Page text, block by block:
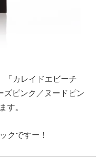
「カレイドエビーチ
ピンク／ヌードピン
す。
クですー！